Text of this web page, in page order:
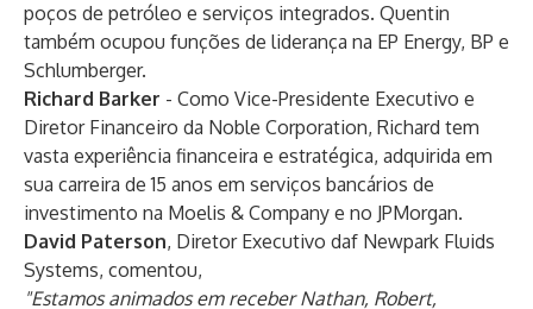
poços de petróleo e serviços integrados. Quentin
também ocupou funções de liderança na EP Energy, BP e
Schlumberger.
Richard Barker - Como Vice-Presidente Executivo e
Diretor Financeiro da Noble Corporation, Richard tem
vasta experiência financeira e estratégica, adquirida em
sua carreira de 15 anos em serviços bancários de
investimento na Moelis & Company e no JPMorgan.
David Paterson, Diretor Executivo daf Newpark Fluids
Systems, comentou,
"Estamos animados em receber Nathan, Robert,